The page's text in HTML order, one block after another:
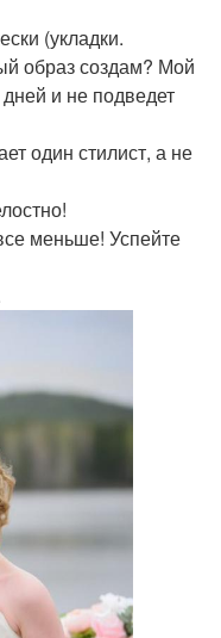
(укладки.
образ создам? Мой
и не подведет
один стилист, а не
меньше! Успейте